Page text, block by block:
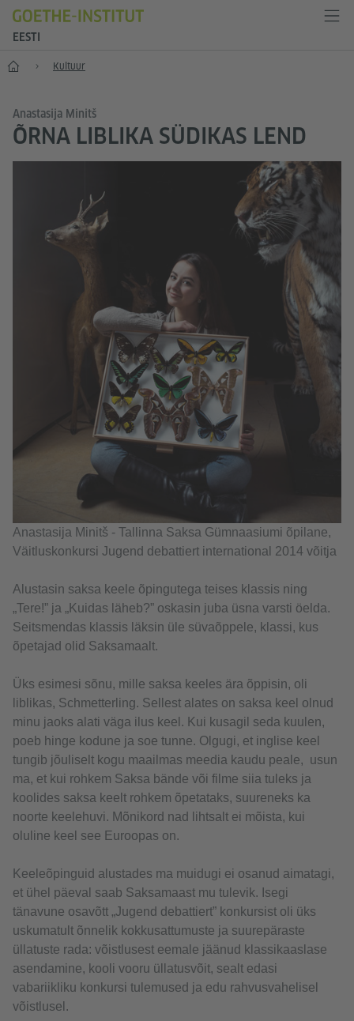
EESTI
Esileht Kultuur
Anastasija Minitš
ÕRNA LIBLIKA SÜDIKAS LEND
Anastasija Minitš - Tallinna Saksa Gümnaasiumi õpilane,
Väitluskonkursi Jugend debattiert international 2014 võitja
Alustasin saksa keele õpingutega teises klassis ning
„Tere!” ja „Kuidas läheb?” oskasin juba üsna varsti öelda.
Seitsmendas klassis läksin üle süvaõppele, klassi, kus
õpetajad olid Saksamaalt.
Üks esimesi sõnu, mille saksa keeles ära õppisin, oli
liblikas, Schmetterling. Sellest alates on saksa keel olnud
minu jaoks alati väga ilus keel. Kui kusagil seda kuulen,
poeb hinge kodune ja soe tunne. Olgugi, et inglise keel
tungib jõuliselt kogu maailmas meedia kaudu peale, usun
ma, et kui rohkem Saksa bände või filme siia tuleks ja
koolides saksa keelt rohkem õpetataks, suureneks ka
noorte keelehuvi. Mõnikord nad lihtsalt ei mõista, kui
oluline keel see Euroopas on.
Keeleõpinguid alustades ma muidugi ei osanud aimatagi,
et ühel päeval saab Saksamaast mu tulevik. Isegi
tänavune osavõtt „Jugend debattiert” konkursist oli üks
uskumatult õnnelik kokkusattumuste ja suurepäraste
üllatuste rada: võistlusest eemale jäänud klassikaaslase
asendamine, kooli vooru üllatusvõit, sealt edasi
vabariikliku konkursi tulemused ja edu rahvusvahelisel
võistlusel.